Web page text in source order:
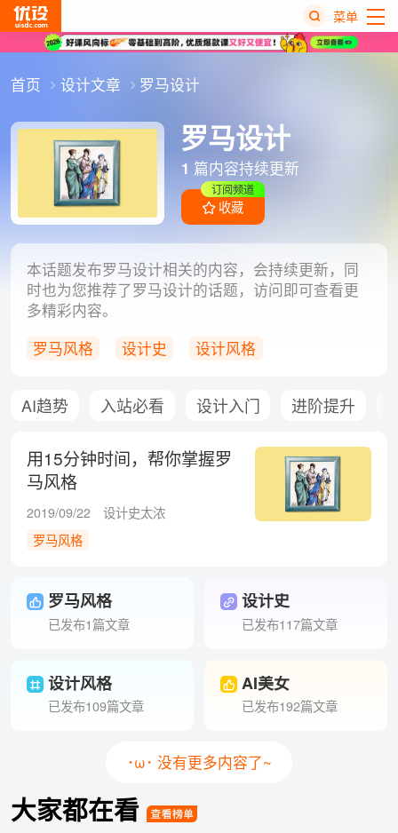
菜单
首页 设计文章 罗马设计
罗马设计
1 篇内容持续更新
收藏
订阅频道
本话题发布罗马设计相关的内容，会持续更新，同
时也为您推荐了罗马设计的话题，访问即可查看更
多精彩内容。
罗马风格
设计史 设计风格
AI趋势 入站必看 设计入门 进阶提升
用15分钟时间，帮你掌握罗
马风格
2019/09/22
设计史太浓
罗马风格
罗马风格
已发布1篇文章
设计史
已发布117篇文章
设计风格
已发布109篇文章
AI美女
已发布192篇文章
･ω･ 没有更多内容了~
大家都在看